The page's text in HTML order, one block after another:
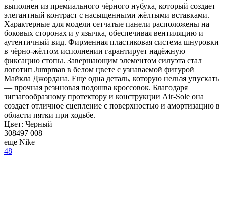
выполнен из премиального чёрного нубука, который создает
элегантный контраст с насыщенными жёлтыми вставками.
Характерные для модели сетчатые панели расположены на
боковых сторонах и у язычка, обеспечивая вентиляцию и
аутентичный вид. Фирменная пластиковая система шнуровки
в чёрно-жёлтом исполнении гарантирует надёжную
фиксацию стопы. Завершающим элементом силуэта стал
логотип Jumpman в белом цвете с узнаваемой фигурой
Майкла Джордана. Еще одна деталь, которую нельзя упускать
— прочная резиновая подошва кроссовок. Благодаря
зигзагообразному протектору и конструкции Air-Sole она
создает отличное сцепление с поверхностью и амортизацию в
области пятки при ходьбе.
Цвет: Черный
308497 008
еще Nike
48